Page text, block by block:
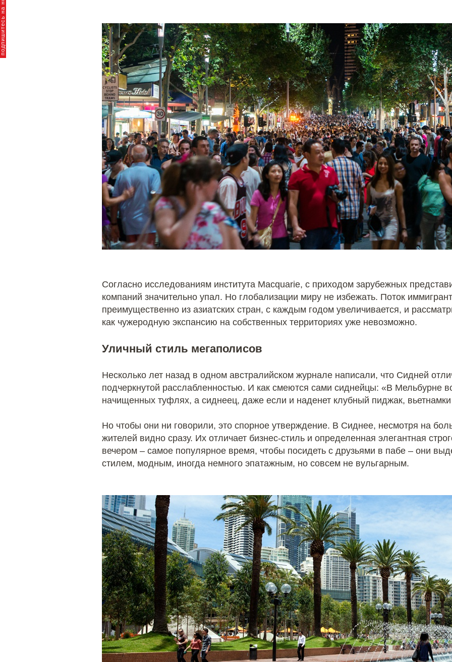
Согласно исследованиям института Macquarie, с приходом зарубежных
компаний значительно упал. Но глобализации миру не избежать. Поток
преимущественно из азиатских стран, с каждым годом увеличивается, и
как чужеродную экспансию на собственных территориях уже невозможно.
Уличный стиль мегаполисов
Несколько лет назад в одном австралийском журнале написали, что Сидней
подчеркнутой расслабленностью. И как смеются сами сиднейцы: «В Мельбурне
начищенных туфлях, а сиднеец, даже если и наденет клубный пиджак, вьетнамки
Но чтобы они ни говорили, это спорное утверждение. В Сиднее, несмотря на
жителей видно сразу. Их отличает бизнес-стиль и определенная элегантная
вечером – самое популярное время, чтобы посидеть с друзьями в пабе – они
стилем, модным, иногда немного эпатажным, но совсем не вульгарным.